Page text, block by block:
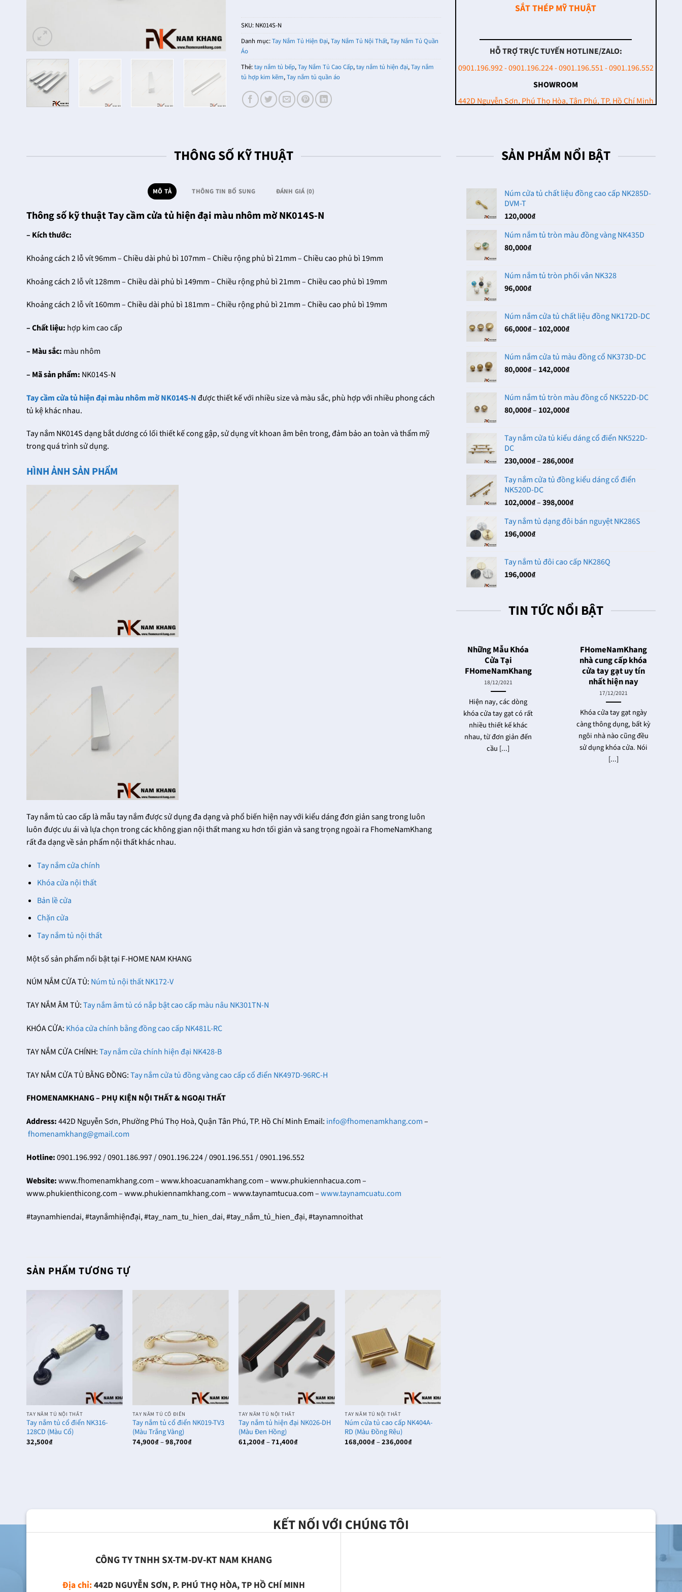
SKU: NK014S-N
Danh mục:Tay Nắm Tủ Hiện Đại,Tay Nắm Tủ Nội Thất,Tay Nắm Tủ Quần
Áo
Thẻ:tay nắm tủ bếp,Tay Nắm Tủ Cao Cấp,tay nắm tủ hiện đại,Tay nắm
tủ hợp kim kẽm,Tay nắm tủ quần áo
SẮT THÉP MỸ THUẬT
HỖ TRỢ TRỰC TUYẾN HOTLINE/ZALO:
0901.196.992 - 0901.196.224 - 0901.196.551 - 0901.196.552
SHOWROOM
442D Nguyễn Sơn, Phú Thọ Hòa, Tân Phú, TP. Hồ Chí Minh
THÔNG SỐ KỸ THUẬT
MÔ TẢ THÔNG TIN BỔ SUNG ĐÁNH GIÁ (0)
Thông số kỹ thuật Tay cầm cửa tủ hiện đại màu nhôm mờ NK014S-N
– Kích thước:
Khoảng cách 2 lỗ vít 96mm – Chiều dài phủ bì 107mm – Chiều rộng phủ bì 21mm – Chiều cao phủ bì 19mm
Khoảng cách 2 lỗ vít 128mm – Chiều dài phủ bì 149mm – Chiều rộng phủ bì 21mm – Chiều cao phủ bì 19mm
Khoảng cách 2 lỗ vít 160mm – Chiều dài phủ bì 181mm – Chiều rộng phủ bì 21mm – Chiều cao phủ bì 19mm
– Chất liệu: hợp kim cao cấp
– Màu sắc: màu nhôm
– Mã sản phẩm: NK014S-N
Tay cầm cửa tủ hiện đại màu nhôm mờ NK014S-Nđược thiết kế với nhiều size và màu sắc, phù hợp với nhiều phong cách
tủ kệ khác nhau.
Tay nắm NK014S dạng bắt dương có lối thiết kế cong gập, sử dụng vít khoan âm bên trong, đảm bảo an toàn và thẩm mỹ
trong quá trình sử dụng.
HÌNH ẢNH SẢN PHẨM
Tay nắm tủ cao cấp là mẫu tay nắm được sử dụng đa dạng và phổ biến hiện nay với kiểu dáng đơn giản sang trong luôn
luôn được ưu ái và lựa chọn trong các không gian nội thất mang xu hơn tối giản và sang trọng ngoài ra FhomeNamKhang
rất đa dạng về sản phẩm nội thất khác nhau.
Tay nắm cửa chính
Khóa cửa nội thất
Bản lề cửa
Chặn cửa
Tay nắm tủ nội thất
Một số sản phẩm nổi bật tại F-HOME NAM KHANG
NÚM NẮM CỬA TỦ: Núm tủ nội thất NK172-V
TAY NẮM ÂM TỦ:Tay nắm âm tủ có nắp bật cao cấp màu nâu NK301TN-N
KHÓA CỬA: Khóa cửa chính bằng đồng cao cấp NK481L-RC
TAY NẮM CỬA CHÍNH:Tay nắm cửa chính hiện đại NK428-B
TAY NẮM CỬA TỦ BẰNG ĐỒNG:Tay nắm cửa tủ đồng vàng cao cấp cổ điển NK497D-96RC-H
FHOMENAMKHANG – PHỤ KIỆN NỘI THẤT & NGOẠI THẤT
Address:442D Nguyễn Sơn, Phường Phú Thọ Hoà, Quận Tân Phú, TP. Hồ Chí Minh Email: info@fhomenamkhang.com–
fhomenamkhang@gmail.com
Hotline:0901.196.992 / 0901.186.997 / 0901.196.224 / 0901.196.551 / 0901.196.552
Website:www.fhomenamkhang.com – www.khoacuanamkhang.com – www.phukiennhacua.com –
www.phukienthicong.com – www.phukiennamkhang.com – www.taynamtucua.com –www.taynamcuatu.com
#taynamhiendai, #taynắmhiệnđại, #tay_nam_tu_hien_dai, #tay_nắm_tủ_hien_đại, #taynamnoithat
SẢN PHẨM TƯƠNG TỰ
TAY NẮM TỦ NỘI THẤT
Tay nắm tủ cổ điển NK316-
128CD (Màu Cổ)
32,500₫
TAY NẮM TỦ CỔ ĐIỂN
Tay nắm tủ cổ điển NK019-TV3
(Màu Trắng Vàng)
74,900₫–98,700₫Khoảng
TAY NẮM TỦ NỘI THẤT
Tay nắm tủ hiện đại NK026-DH
(Màu Đen Hồng)
61,200₫–71,400₫Khoảng
TAY NẮM TỦ NỘI THẤT
Núm cửa tủ cao cấp NK404A-
RD (Màu Đồng Rêu)
168,000₫–236,000₫Khoảng
SẢN PHẨM NỔI BẬT
Núm cửa tủ chất liệu đồng cao cấp NK285D-
DVM-T
120,000₫
Núm nắm tủ tròn màu đồng vàng NK435D
80,000₫
Núm nắm tủ tròn phối vân NK328
96,000₫
Núm nắm cửa tủ chất liệu đồng NK172D-DC
66,000₫– 102,000₫Khoảng
66,000₫
đến
Núm nắm cửa tủ màu đồng cổ NK373D-DC
80,000₫– 142,000₫Khoảng
80,000₫
đến
Núm nắm tủ tròn màu đồng cổ NK522D-DC
80,000₫– 102,000₫Khoảng
80,000₫
102,000₫
Tay nắm cửa tủ kiểu dáng cổ điển NK522D-
DC
230,000₫– 286,000₫Khoảng
từ
đến
Tay nắm cửa tủ đồng kiểu dáng cổ điển
NK520D-DC
102,000₫– 398,000₫Khoảng
từ
398,000₫
Tay nắm tủ dạng đôi bán nguyệt NK286S
196,000₫
Tay nắm tủ đôi cao cấp NK286Q
196,000₫
TIN TỨC NỔI BẬT
Khóa Cửa Đại Sảnh
FHomeNamKhang
Cho Ngôi Nhà Của
Trọng
27/12/2021
FHomeNamKhang hiện
có trên dưới hàng chục
mẫu khóa cửa đại sảnh
Các mẫu khóa cửa
thông phòng dùng
cho cửa gỗ
Trên thị trường hiện nay
có rất nhiều nhà phân
phòng cao cấp khác
nhau, đều [...]
Những Mẫu Khóa
Cửa Tại
FHomeNamKhang
18/12/2021
Hiện nay, các dòng
khóa cửa tay gạt có rất
nhiều thiết kế khác
nhau, từ đơn giản đến
cầu [...]
FHomeNamKhang
nhà cung cấp khóa
cửa tay gạt uy tín
nhất hiện nay
17/12/2021
Khóa cửa tay gạt ngày
càng thông dụng, bất kỳ
ngôi nhà nào cũng đều
sử dụng khóa cửa. Nói
[...]
KẾT NỐI VỚI CHÚNG TÔI
CÔNG TY TNHH SX-TM-DV-KT NAM KHANG
Địa chỉ:442D NGUYỄN SƠN, P. PHÚ THỌ HÒA, TP HỒ CHÍ MINH